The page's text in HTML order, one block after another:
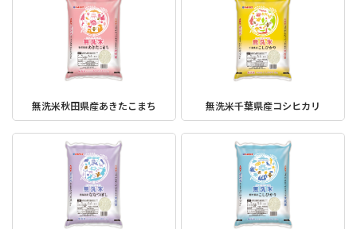
無洗米秋田県産あきたこまち 無洗米千葉県産コシヒカリ